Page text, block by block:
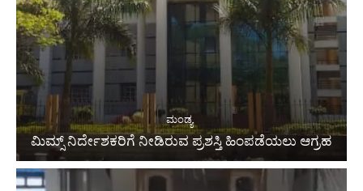
ಮಂಡ್ಯ
ಮಿಮ್ಸ್ ನಿರ್ದೇಶಕರಿಗೆ ನೀಡಿರುವ ಪ್ರಶಸ್ತಿ ಹಿಂಪಡೆಯಲು ಆಗ್ರಹ